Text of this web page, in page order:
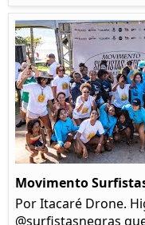
Movimento
Por Itacaré Drone.
@surfistasnegras